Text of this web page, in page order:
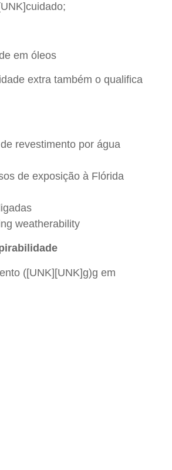
em óleos
extra também o qualifica
revestimento por água
de exposição à Flórida
weatherability
([UNK][UNK]g)g em